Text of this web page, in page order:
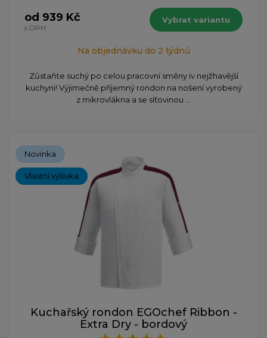
od 939 Kč
s DPH
Vybrat variantu
Na objednávku do 2 týdnů
Zůstaňte suchý po celou pracovní směny iv nejžhavější
kuchyni! Výjimečně příjemný rondon na nošení vyrobený
z mikrovlákna a se síťovinou ...
Novinka
Vlastní výšivka
Kuchařský rondon EGOchef Ribbon -
Extra Dry - bordový